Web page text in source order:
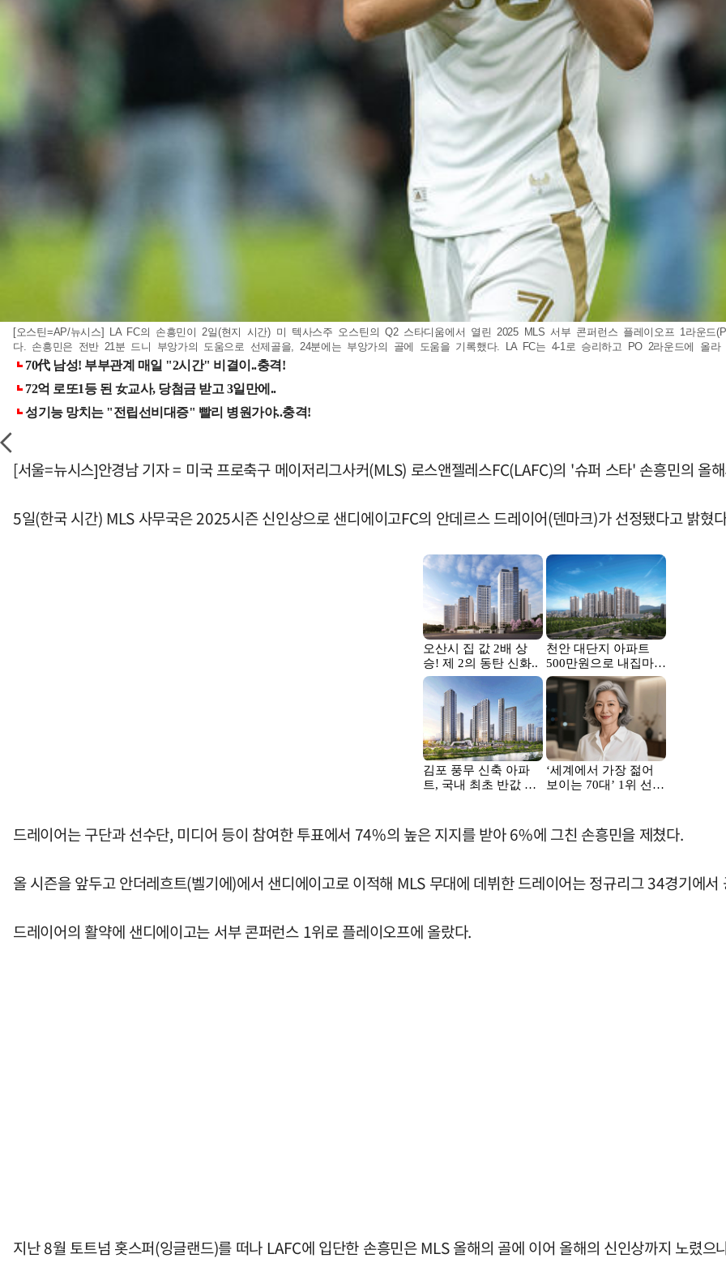
[오스틴=AP/뉴시스] LA FC의 손흥민이 2일(현지 시간) 미 텍사스주 오스틴의 Q2 스타디움에서 열린 2025 MLS 서부 콘퍼런스 플레이오프 1라운
다. 손흥민은 전반 21분 드니 부앙가의 도움으로 선제골을, 24분에는 부앙가의 골에 도움을 기록했다. LA FC는 4-1로 승리하고 PO 2라운드에 올
[서울=뉴시스]안경남 기자 = 미국 프로축구 메이저리그사커(MLS) 로스앤젤레스FC(LAFC)의 '슈퍼 스타' 손흥민의 올
5일(한국 시간) MLS 사무국은 2025시즌 신인상으로 샌디에이고FC의 안데르스 드레이어(덴마크)가 선정됐다고 밝혔
드레이어는 구단과 선수단, 미디어 등이 참여한 투표에서 74%의 높은 지지를 받아 6%에 그친 손흥민을 제쳤다.
올 시즌을 앞두고 안더레흐트(벨기에)에서 샌디에이고로 이적해 MLS 무대에 데뷔한 드레이어는 정규리그 34경기에
드레이어의 활약에 샌디에이고는 서부 콘퍼런스 1위로 플레이오프에 올랐다.
지난 8월 토트넘 홋스퍼(잉글랜드)를 떠나 LAFC에 입단한 손흥민은 MLS 올해의 골에 이어 올해의 신인상까지 노렸으